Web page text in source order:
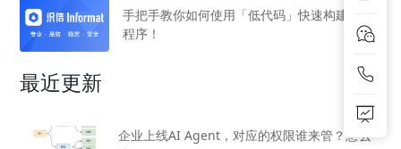
手把手教你如何使用「低代码」快速构建应用
程序！
最近更新
企业上线AI Agent，对应的权限谁来管？怎么